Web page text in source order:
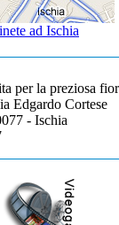
ad Ischia
per la preziosa
Edgardo Cortese
- Ischia